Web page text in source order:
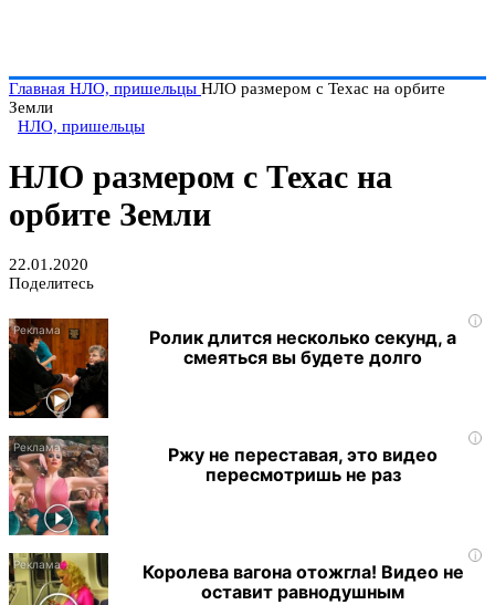
Главная НЛО, пришельцы НЛО размером с Техас на орбите
Земли
НЛО, пришельцы
НЛО размером с Техас на
орбите Земли
22.01.2020
Поделитесь
i
Ролик длится несколько секунд, а
смеяться вы будете долго
i
Ржу не переставая, это видео
пересмотришь не раз
i
Королева вагона отожгла! Видео не
оставит равнодушным